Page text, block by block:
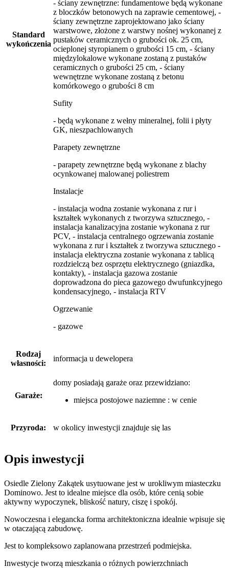
Standard
wykończenia
- ściany zewnętrzne: fundamentowe będą wykonane
z bloczków betonowych na zaprawie cementowej, -
ściany zewnętrzne zaprojektowano jako ściany
warstwowe, złożone z warstwy nośnej wykonanej z
pustaków ceramicznych o grubości ok. 25 cm,
ocieplonej styropianem o grubości 15 cm, - ściany
międzylokalowe wykonane zostaną z pustaków
ceramicznych o grubości 25 cm, - ściany
wewnętrzne wykonane zostaną z betonu
komórkowego o grubości 8 cm
Sufity
- będą wykonane z wełny mineralnej, folii i płyty
GK, nieszpachlowanych
Parapety zewnętrzne
- parapety zewnętrzne będą wykonane z blachy
ocynkowanej malowanej poliestrem
Instalacje
- instalacja wodna zostanie wykonana z rur i
kształtek wykonanych z tworzywa sztucznego, -
instalacja kanalizacyjna zostanie wykonana z rur
PCV, - instalacja centralnego ogrzewania zostanie
wykonana z rur i kształtek z tworzywa sztucznego -
instalacja elektryczna zostanie wykonana z tablicą
rozdzielczą bez osprzętu elektrycznego (gniazdka,
kontakty), - instalacja gazowa zostanie
doprowadzona do pieca gazowego dwufunkcyjnego
kondensacyjnego, - instalacja RTV
Ogrzewanie
- gazowe
Rodzaj
własności:
informacja u dewelopera
Garaże:
domy posiadają garaże oraz przewidziano:
miejsca postojowe naziemne : w cenie
Przyroda: w okolicy inwestycji znajduje się las
Opis inwestycji
Osiedle Zielony Zakątek usytuowane jest w urokliwym miasteczku
Dominowo. Jest to idealne miejsce dla osób, które cenią sobie
aktywny wypoczynek, bliskość natury, ciszę i spokój.
Nowoczesna i elegancka forma architektoniczna idealnie wpisuje się
w otaczającą zabudowę.
Jest to kompleksowo zaplanowana przestrzeń podmiejska.
Inwestycje tworzą mieszkania o różnych powierzchniach